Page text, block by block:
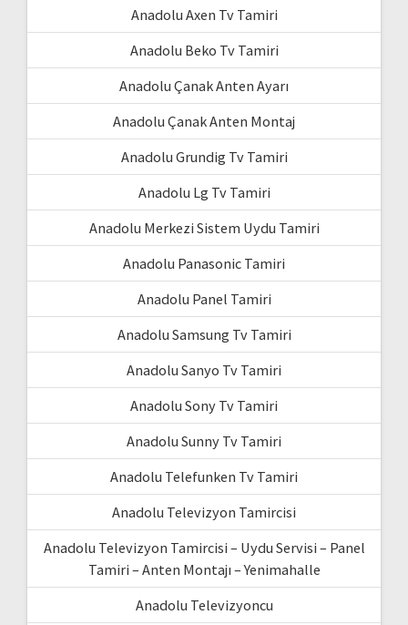
Anadolu Axen Tv Tamiri
Anadolu Beko Tv Tamiri
Anadolu Çanak Anten Ayarı
Anadolu Çanak Anten Montaj
Anadolu Grundig Tv Tamiri
Anadolu Lg Tv Tamiri
Anadolu Merkezi Sistem Uydu Tamiri
Anadolu Panasonic Tamiri
Anadolu Panel Tamiri
Anadolu Samsung Tv Tamiri
Anadolu Sanyo Tv Tamiri
Anadolu Sony Tv Tamiri
Anadolu Sunny Tv Tamiri
Anadolu Telefunken Tv Tamiri
Anadolu Televizyon Tamircisi
Anadolu Televizyon Tamircisi – Uydu Servisi – Panel
Tamiri – Anten Montajı – Yenimahalle
Anadolu Televizyoncu